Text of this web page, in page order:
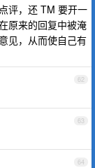
评，还 TM 要开一
原来的回复中被淹
见，从而使自己有
62
63
64